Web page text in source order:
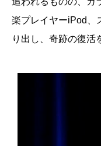
楽プレイヤーiPod、
り出し、奇跡の復活